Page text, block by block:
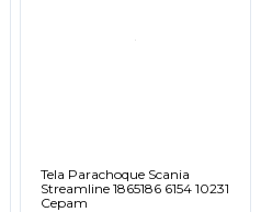
Tela Parachoque Scania
Streamline 1865186 6154 10231
Cepam